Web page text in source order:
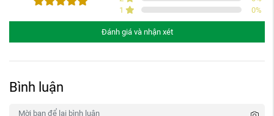
1
0%
Đánh giá và nhận xét
Bình luận